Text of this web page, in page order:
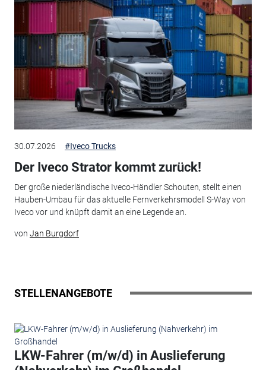
30.07.2026 #Iveco Trucks
Der Iveco Strator kommt zurück!
Der große niederländische Iveco-Händler Schouten, stellt einen
Hauben-Umbau für das aktuelle Fernverkehrsmodell S-Way von
Iveco vor und knüpft damit an eine Legende an.
von Jan Burgdorf
STELLENANGEBOTE
LKW-Fahrer (m/w/d) in Auslieferung